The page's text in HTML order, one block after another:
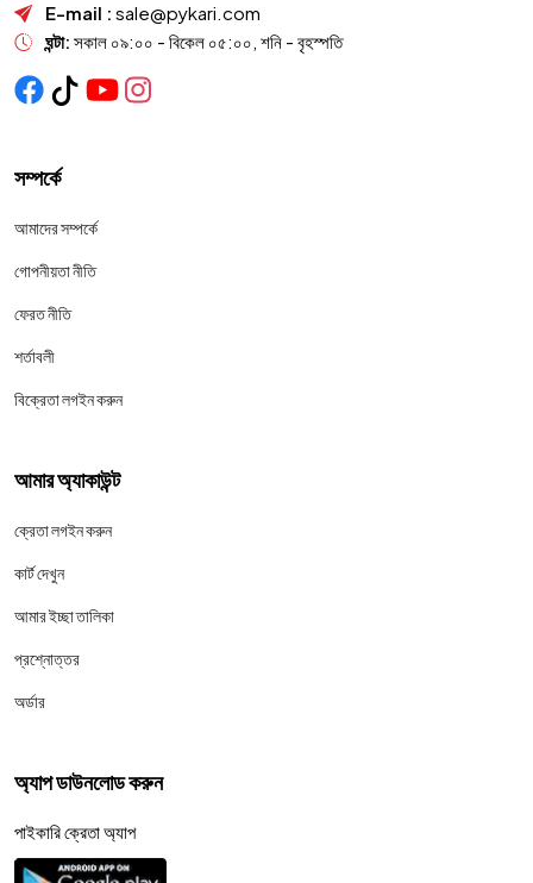
E-mail : sale@pykari.com
ঘন্টা: সকাল ০৯:০০ - বিকেল ০৫:০০, শনি - বৃহস্পতি
সম্পর্কে
আমাদের সম্পর্কে
গোপনীয়তা নীতি
ফেরত নীতি
শর্তাবলী
বিক্রেতা লগইন করুন
আমার অ্যাকাউন্ট
ক্রেতা লগইন করুন
কার্ট দেখুন
আমার ইচ্ছা তালিকা
প্রশ্নোত্তর
অর্ডার
অ্যাপ ডাউনলোড করুন
পাইকারি ক্রেতা অ্যাপ